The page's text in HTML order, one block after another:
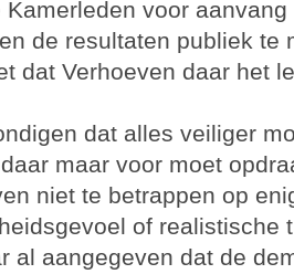
voor
de resultaten publiek te
dat Verhoeven daar het
dat alles veiliger
maar voor moet
niet te betrappen op
of realistische
al aangegeven dat de